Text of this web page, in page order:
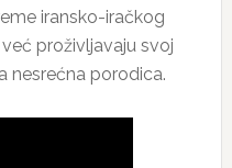
iransko-iračkog
proživljavaju svoj
nesrećna porodica.